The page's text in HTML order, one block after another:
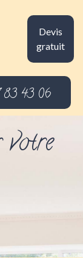
Devis
gratuit
83 43 06
votre